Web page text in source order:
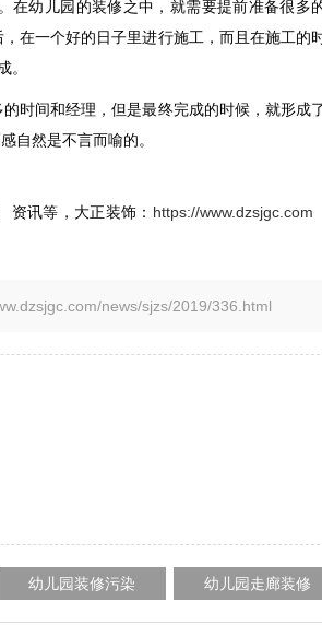
在幼儿园的装修之中，就需要提前准备很多
在一个好的日子里进行施工，而且在施工的
。
时间和经理，但是最终完成的时候，就形成
自然是不言而喻的。
资讯等，大正装饰： https://www.dzsjgc.com
news/sjzs/2019/336.html
幼儿园装修污染 幼儿园走廊装修